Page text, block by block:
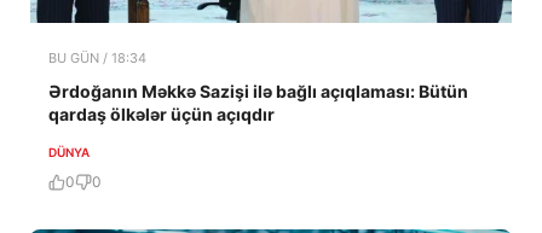
BU GÜN / 18:34
Ərdoğanın Məkkə Sazişi ilə bağlı açıqlaması: Bütün
qardaş ölkələr üçün açıqdır
DÜNYA
0 0